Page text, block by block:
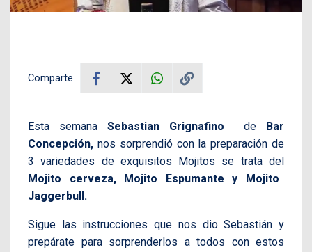
Comparte
Esta semana Sebastian Grignafino de Bar
Concepción, nos sorprendió con la preparación de
3 variedades de exquisitos Mojitos se trata del
Mojito cerveza, Mojito Espumante y Mojito
Jaggerbull.
Sigue las instrucciones que nos dio Sebastián y
prepárate para sorprenderlos a todos con estos